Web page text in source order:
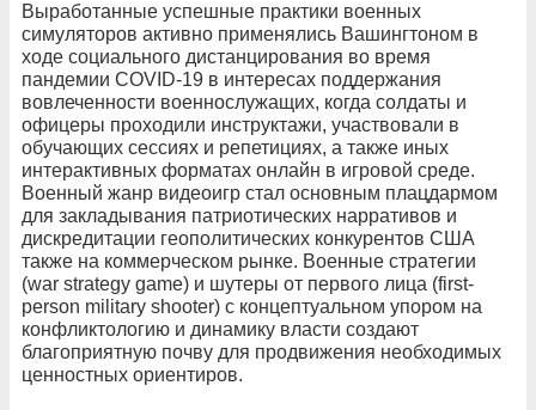
Выработанные успешные практики военных
симуляторов активно применялись Вашингтоном в
ходе социального дистанцирования во время
пандемии COVID-19 в интересах поддержания
вовлеченности военнослужащих, когда солдаты и
офицеры проходили инструктажи, участвовали в
обучающих сессиях и репетициях, а также иных
интерактивных форматах онлайн в игровой среде.
Военный жанр видеоигр стал основным плацдармом
для закладывания патриотических нарративов и
дискредитации геополитических конкурентов США
также на коммерческом рынке. Военные стратегии
(war strategy game) и шутеры от первого лица (first-
person military shooter) с концептуальном упором на
конфликтологию и динамику власти создают
благоприятную почву для продвижения необходимых
ценностных ориентиров.